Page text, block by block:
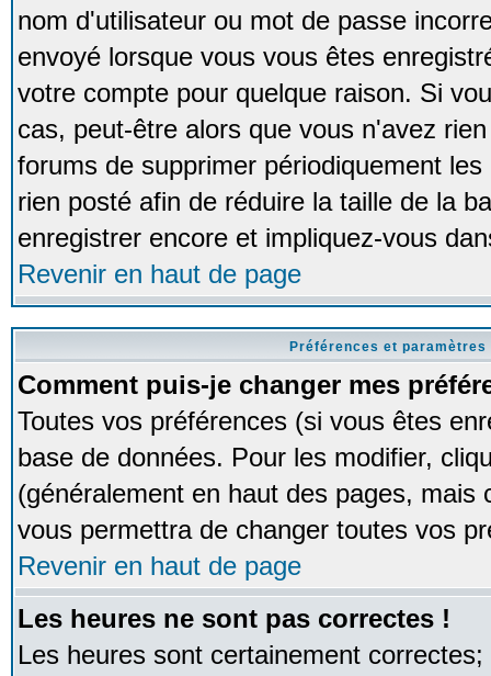
nom d'utilisateur ou mot de passe
envoyé lorsque vous vous êtes
votre compte pour quelque raison. Si
cas, peut-être alors que vous n'avez
forums de supprimer périodiquement
rien posté afin de réduire la taille de la
enregistrer encore et impliquez-vous
Revenir en haut de page
Préférences et
Comment puis-je changer mes
Toutes vos préférences (si vous êtes
base de données. Pour les modifier,
(généralement en haut des pages,
vous permettra de changer toutes vos
Revenir en haut de page
Les heures ne sont pas correctes !
Les heures sont certainement